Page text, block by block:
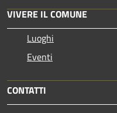
VIVERE IL COMUNE
Luoghi
Eventi
CONTATTI